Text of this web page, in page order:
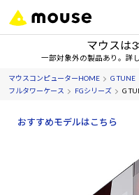
マウスは
一部対象外の製品あり。詳
マウスコンピューターHOME G TUNE
フルタワーケース
FGシリーズ G
おすすめモデルはこちら